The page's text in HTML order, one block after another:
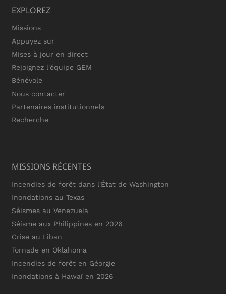
EXPLOREZ
Missions
Appuyez sur
Mises à jour en direct
Rejoignez l'équipe GEM
Bénévole
Nous contacter
Partenaires institutionnels
Recherche
MISSIONS RÉCENTES
Incendies de forêt dans l'État de Washington
Inondations au Texas
Séismes au Venezuela
Séisme aux Philippines en 2026
Crise au Liban
Tornade en Oklahoma
Incendies de forêt en Géorgie
Inondations à Hawaï en 2026